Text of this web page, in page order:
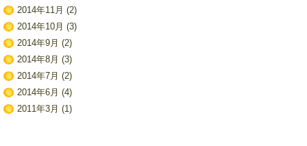
2014年11月 (2)
2014年10月 (3)
2014年9月 (2)
2014年8月 (3)
2014年7月 (2)
2014年6月 (4)
2011年3月 (1)